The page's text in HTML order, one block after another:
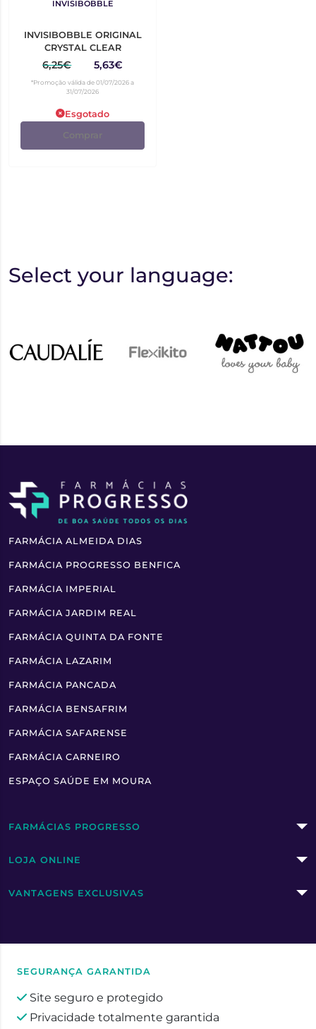
INVISIBOBBLE
INVISIBOBBLE ORIGINAL
CRYSTAL CLEAR
6,25€ 5,63€
*Promoção válida de 01/07/2026 a
31/07/2026
Esgotado
Comprar
Select your language:
FARMÁCIA ALMEIDA DIAS
FARMÁCIA PROGRESSO BENFICA
FARMÁCIA IMPERIAL
FARMÁCIA JARDIM REAL
FARMÁCIA QUINTA DA FONTE
FARMÁCIA LAZARIM
FARMÁCIA PANCADA
FARMÁCIA BENSAFRIM
FARMÁCIA SAFARENSE
FARMÁCIA CARNEIRO
ESPAÇO SAÚDE EM MOURA
FARMÁCIAS PROGRESSO
LOJA ONLINE
VANTAGENS EXCLUSIVAS
SEGURANÇA GARANTIDA
Site seguro e protegido
Privacidade totalmente garantida